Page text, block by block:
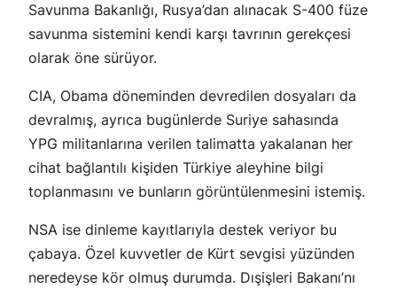
Savunma Bakanlığı, Rusya’dan alınacak S-400 füze
savunma sistemini kendi karşı tavrının gerekçesi
olarak öne sürüyor.
CIA, Obama döneminden devredilen dosyaları da
devralmış, ayrıca bugünlerde Suriye sahasında
YPG militanlarına verilen talimatta yakalanan her
cihat bağlantılı kişiden Türkiye aleyhine bilgi
toplanmasını ve bunların görüntülenmesini istemiş.
NSA ise dinleme kayıtlarıyla destek veriyor bu
çabaya. Özel kuvvetler de Kürt sevgisi yüzünden
neredeyse kör olmuş durumda. Dışişleri Bakanı’nı